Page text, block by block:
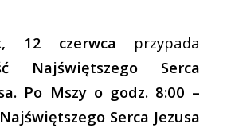
12 czerwca przypada
Najświętszego Serca
Po Mszy o godz. 8:00 –
Serca Jezusa